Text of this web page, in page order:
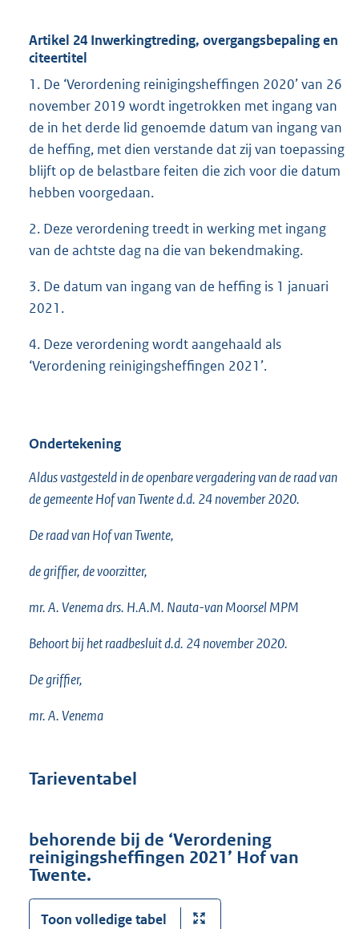
Artikel 24 Inwerkingtreding, overgangsbepaling en
citeertitel
1. De ‘Verordening reinigingsheffingen 2020’ van 26
november 2019 wordt ingetrokken met ingang van
de in het derde lid genoemde datum van ingang van
de heffing, met dien verstande dat zij van toepassing
blijft op de belastbare feiten die zich voor die datum
hebben voorgedaan.
2. Deze verordening treedt in werking met ingang
van de achtste dag na die van bekendmaking.
3. De datum van ingang van de heffing is 1 januari
2021.
4. Deze verordening wordt aangehaald als
‘Verordening reinigingsheffingen 2021’.
Ondertekening
Aldus vastgesteld in de openbare vergadering van de raad van
de gemeente Hof van Twente d.d. 24 november 2020.
De raad van Hof van Twente,
de griffier, de voorzitter,
mr. A. Venema drs. H.A.M. Nauta-van Moorsel MPM
Behoort bij het raadbesluit d.d. 24 november 2020.
De griffier,
mr. A. Venema
Tarieventabel
behorende bij de ‘Verordening
reinigingsheffingen 2021’ Hof van
Twente.
Toon volledige tabel